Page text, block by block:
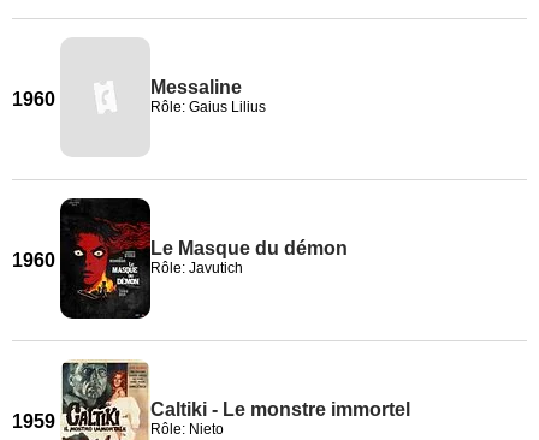
1960
Messaline
Rôle: Gaius Lilius
1960
Le Masque du démon
Rôle: Javutich
1959
Caltiki - Le monstre immortel
Rôle: Nieto